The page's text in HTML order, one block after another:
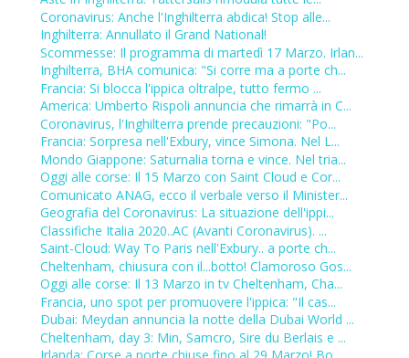
Coronavirus: Anche l'Inghilterra abdica! Stop alle...
Inghilterra: Annullato il Grand National!
Scommesse: Il programma di martedì 17 Marzo. Irlan...
Inghilterra, BHA comunica: "Si corre ma a porte ch...
Francia: Si blocca l'ippica oltralpe, tutto fermo ...
America: Umberto Rispoli annuncia che rimarrà in C...
Coronavirus, l'Inghilterra prende precauzioni: "Po...
Francia: Sorpresa nell'Exbury, vince Simona. Nel L...
Mondo Giappone: Saturnalia torna e vince. Nel tria...
Oggi alle corse: Il 15 Marzo con Saint Cloud e Cor...
Comunicato ANAG, ecco il verbale verso il Minister...
Geografia del Coronavirus: La situazione dell'ippi...
Classifiche Italia 2020..AC (Avanti Coronavirus). ...
Saint-Cloud: Way To Paris nell'Exbury.. a porte ch...
Cheltenham, chiusura con il...botto! Clamoroso Gos...
Oggi alle corse: Il 13 Marzo in tv Cheltenham, Cha...
Francia, uno spot per promuovere l'ippica: "Il cas...
Dubai: Meydan annuncia la notte della Dubai World ...
Cheltenham, day 3: Min, Samcro, Sire du Berlais e ...